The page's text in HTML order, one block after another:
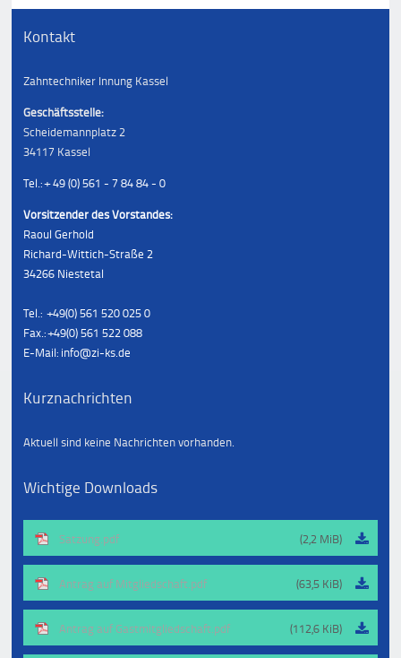
Kontakt
Zahntechniker Innung Kassel
Geschäftsstelle:
Scheidemannplatz 2
34117 Kassel
Tel.: + 49 (0) 561 - 7 84 84 - 0
Vorsitzender des Vorstandes:
Raoul Gerhold
Richard-Wittich-Straße 2
34266 Niestetal
Tel.: +49(0) 561 520 025 0
Fax.: +49(0) 561 522 088
E-Mail: info@zi-ks.de
Kurznachrichten
Aktuell sind keine Nachrichten vorhanden.
Wichtige Downloads
Satzung.pdf (2,2 MiB)
Antrag auf Mitgliedschaft.pdf (63,5 KiB)
Antrag auf Gastmitgliedschaft.pdf (112,6 KiB)